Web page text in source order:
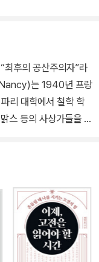
요.”
니다. 정의는 이래서
원한다. 그래서 철학
수밖에 없는 질문을 대
문학지에 기고하며 철
. 번역한 책으로 장-뤽
는 1940년 프랑
리 대학에서 철학 학
스 등의 사상가들을 연
자유의 경험』(1988)
-뤽 낭시』를 출간하여
들에게 영감의 원천이
린 대학과 버클리 대학
세계적으로 번역되며